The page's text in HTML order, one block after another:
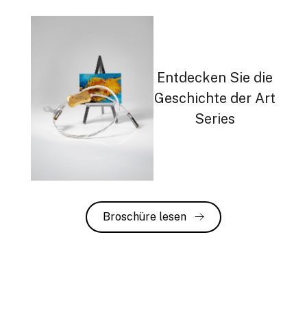
Entdecken Sie die
Geschichte der Art
Series
Broschüre lesen